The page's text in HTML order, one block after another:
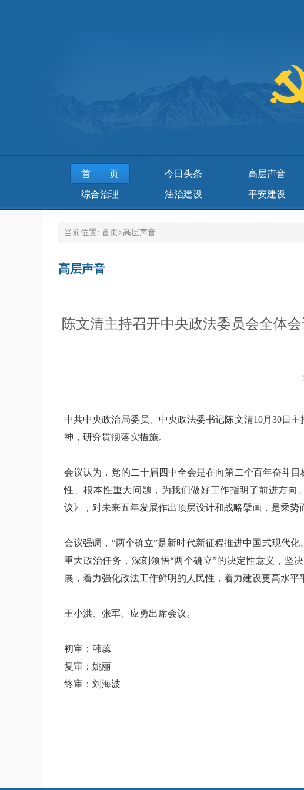
首页 今日头条 高层声音
综合治理 法治建设 平安建设
当前位置: 首页 >高层声音
高层声音
陈文清主持召开中央政法委员会全体
中共中央政治局委员、中央政法委书记陈文清10月30日
神，研究贯彻落实措施。
会议认为，党的二十届四中全会是在向第二个百年奋斗
性、根本性重大问题，为我们做好工作指明了前进方
议》，对未来五年发展作出顶层设计和战略擘画，是乘
会议强调，“两个确立”是新时代新征程推进中国式现代
重大政治任务，深刻领悟“两个确立”的决定性意义，坚
展，着力强化政法工作鲜明的人民性，着力建设更高水
王小洪、张军、应勇出席会议。
初审：韩蕊
复审：姚丽
终审：刘海波